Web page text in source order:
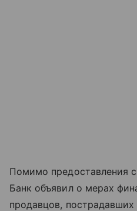
Помимо предоставления
Банк объявил о мерах
продавцов, пострадавших